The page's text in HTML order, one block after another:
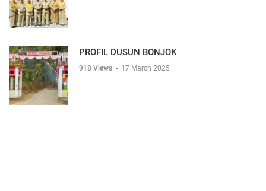
PROFIL DUSUN BONJOK
918 Views - 17 March 2025